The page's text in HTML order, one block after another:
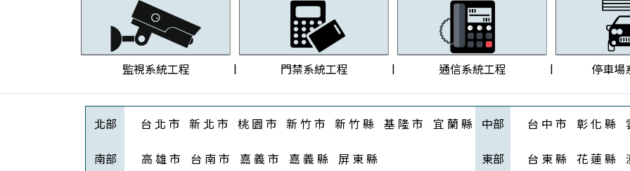
監視系統工程 | 門禁系統工程 | 通信系統工程 | 停車場
北部 台 北 市 新 北 市 桃 園 市 新 竹 市 新 竹 縣 基 隆 市 宜 蘭 縣 中部 台 中 市 彰 化 縣
南部 高 雄 市 台 南 市 嘉 義 市 嘉 義 縣 屏 東 縣 東部 台 東 縣 花 蓮 縣